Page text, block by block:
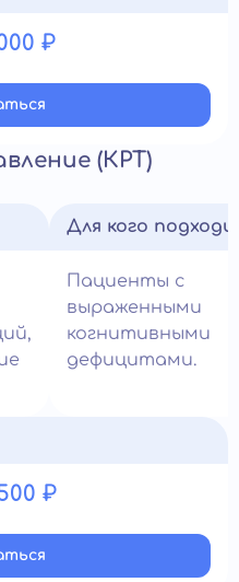
₽
(КРТ)
Для кого
Пациенты с
выраженными
когнитивными
дефицитами.
₽